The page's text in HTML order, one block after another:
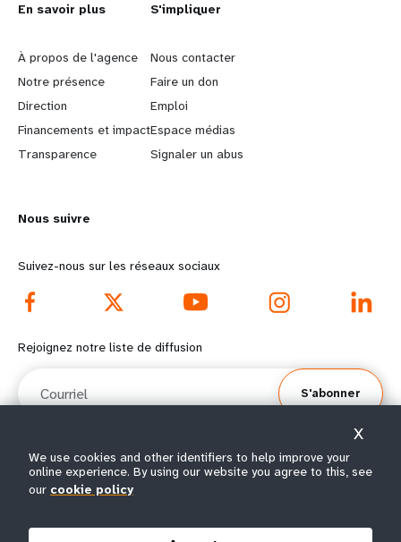
L
e
a
r
n
o
r
e
f
o
t
e
En savoir plus
À propos de l'agence
Notre présence
Direction
Financements et impact
Transparence
G
o
b
e
y
d
o
t
e
r
m
S'impliquer
Nous contacter
Faire un don
Emploi
Espace médias
Signaler un abus
Nous suivre
Suivez-nous sur les réseaux sociaux
Rejoignez notre liste de diffusion
S'abonner
© Tous droits réservés 2026.
We use cookies and other identifiers to help improve your
online experience. By using our website you agree to this, see
our cookie policy
X